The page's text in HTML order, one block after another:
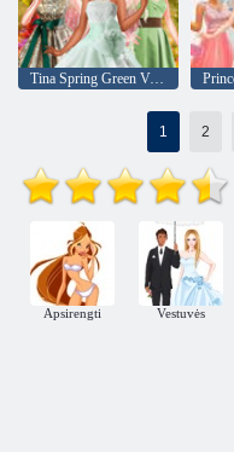
Tina Spring Green Vestuvės
1 2
Apsirengti Vestuvės